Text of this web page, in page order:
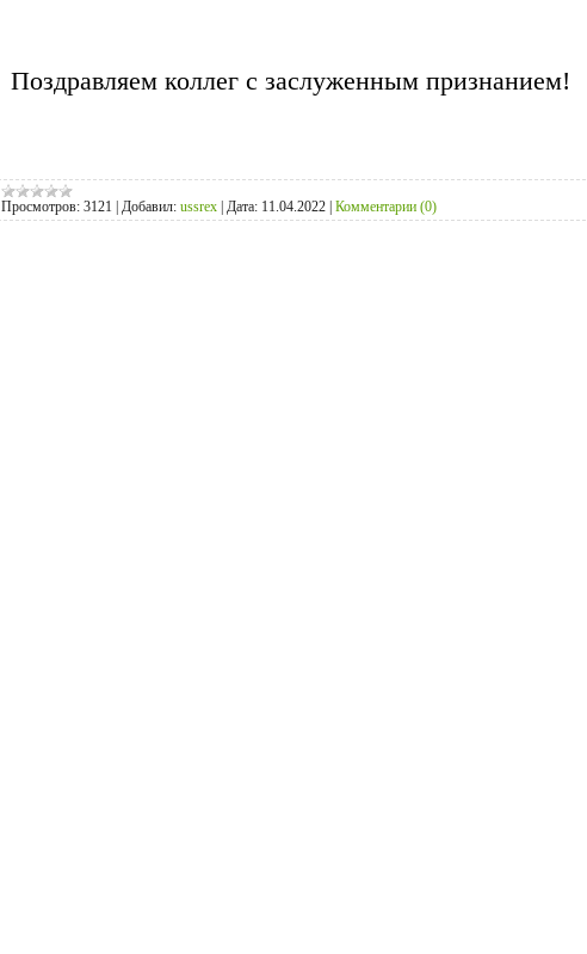
Поздравляем коллег с заслуженным признанием!
Просмотров: 3121 Добавил: ussrex Дата: 11.04.2022 Комментарии (0)